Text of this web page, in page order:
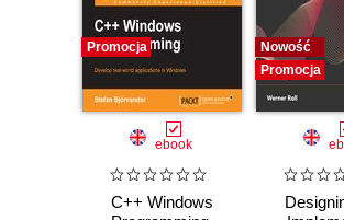
Promocja
ebook
C++ Windows
Nowość
Promocja